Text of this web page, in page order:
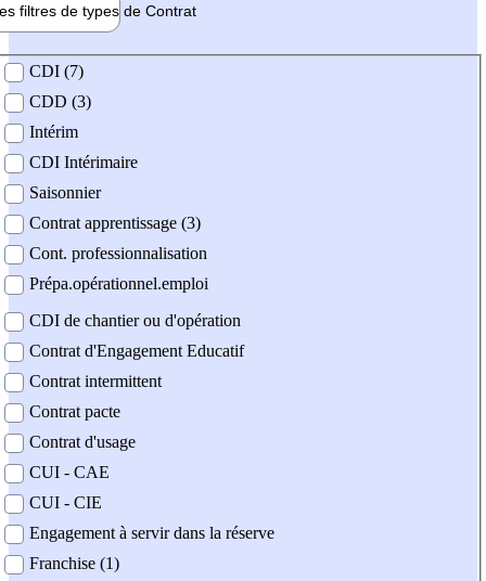
filtres de types de Contrat
contrat
CDI (7)
CDD (3)
Intérim
CDI Intérimaire
Saisonnier
Contrat apprentissage (3)
Cont. professionnalisation
Prépa.opérationnel.emploi
CDI de chantier ou d'opération
Contrat d'Engagement Educatif
Contrat intermittent
Contrat pacte
Contrat d'usage
CUI - CAE
CUI - CIE
Engagement à servir dans la réserve
Franchise (1)